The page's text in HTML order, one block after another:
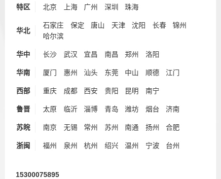
特区 北京 上海 广州 深圳 珠海
华北
石家庄 保定 唐山 天津 沈阳 长春
锦州
哈尔滨
华中 长沙 武汉 宜昌 南昌 郑州 洛阳
华南 厦门 惠州 汕头 东莞 中山 顺德 江门
西部 重庆 成都 西安 贵阳 昆明 南宁
鲁晋 太原 临沂 淄博 青岛 潍坊 烟台 济南
苏皖 南京 无锡 常州 苏州 南通 扬州 合肥
浙闽 福州 泉州 杭州 绍兴 温州 宁波 台州
15300075895